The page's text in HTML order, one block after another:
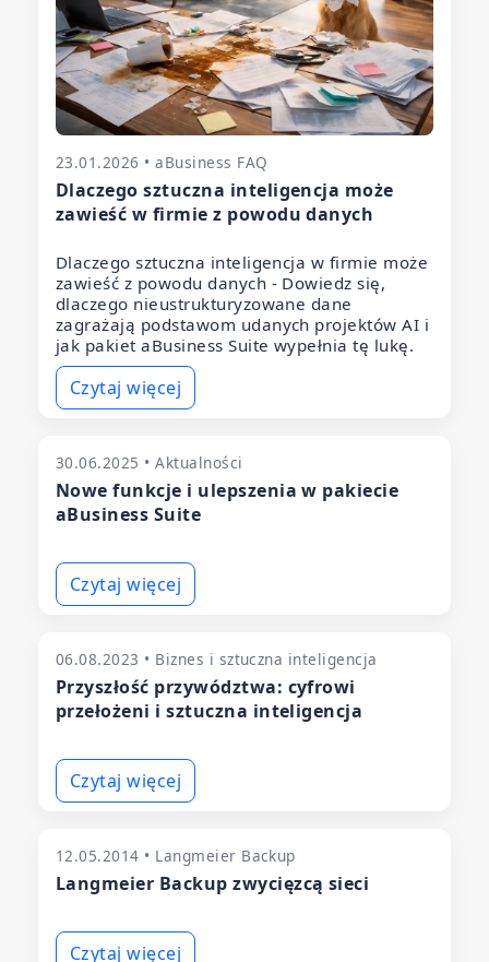
23.01.2026 • aBusiness FAQ
Dlaczego sztuczna inteligencja może
zawieść w firmie z powodu danych
Dlaczego sztuczna inteligencja w firmie może
zawieść z powodu danych - Dowiedz się,
dlaczego nieustrukturyzowane dane
zagrażają podstawom udanych projektów AI i
jak pakiet aBusiness Suite wypełnia tę lukę.
Czytaj więcej
30.06.2025 • Aktualności
Nowe funkcje i ulepszenia w pakiecie
aBusiness Suite
Czytaj więcej
06.08.2023 • Biznes i sztuczna inteligencja
Przyszłość przywództwa: cyfrowi
przełożeni i sztuczna inteligencja
Czytaj więcej
12.05.2014 • Langmeier Backup
Langmeier Backup zwycięzcą sieci
Czytaj więcej